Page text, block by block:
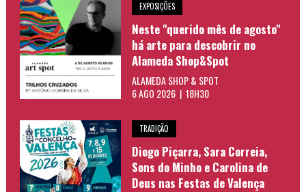
EXPOSIÇÕES
Neste "querido mês de agosto"
há arte para descobrir no
Alameda Shop&Spot
ALAMEDA SHOP & SPOT
6 AGO 2026 | 18H30
TRADIÇÃO
Diogo Piçarra, Sara Correia,
Sons do Minho e Carolina de
Deus nas Festas de Valença